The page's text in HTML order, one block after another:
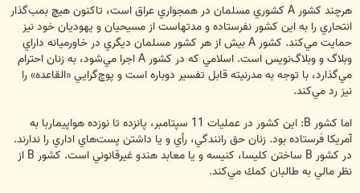
هرچند كشور A كشوري مسلمان در همجواري عراق است، تاكنون هيچ بمب‌گذار
انتحاري را به اين كشور نفرستاده و مدتهاست از مسيحيان و يهوديان خود نيز
حمايت مي‌كند. كشور A بيش از هر كشور مسلمان ديگري در خاورميانه داراي
وبلاگ و وبلاگ‌نويس است. اسلامي كه در كشور A اجرا مي‌شود، به زنان احترام
مي‌گذارد، با توجه به مدرنيته قابل تفسير دوباره است و پوچ‌گرايي «القاعده» را
نيز رد مي‌كند.
اما كشور B: اين كشور در عمليات 11 سپتامبر، پانزده تا نوزده هواپيماربا به
آمريكا فرستاده بود. زنان حق رانندگي، رأي و يا داشتن پست‌هاي اداري را ندارند.
در كشور B ساختن كليسا، كنيسه و يا معابد هندو غيرقانوني است. كشور B از
نظر مالي به طالبان كمك مي‌كند.